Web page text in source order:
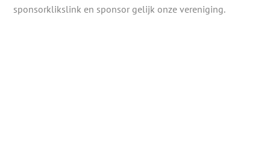
sponsorklikslink en sponsor gelijk onze vereniging.